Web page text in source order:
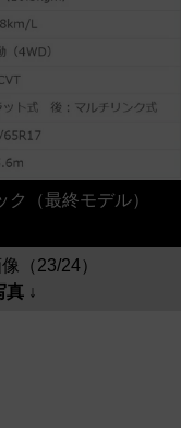
（最終モデル）
（23/24）
真 ↓